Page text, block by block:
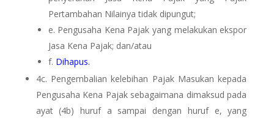
Pertambahan Nilainya tidak dipungut;
e. Pengusaha Kena Pajak yang melakukan ekspor
Jasa Kena Pajak; dan/atau
f. Dihapus.
4c. Pengembalian kelebihan Pajak Masukan kepada
Pengusaha Kena Pajak sebagaimana dimaksud pada
ayat (4b) huruf a sampai dengan huruf e, yang